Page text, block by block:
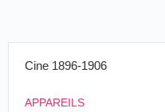
Cine 1896-1906
APPAREILS